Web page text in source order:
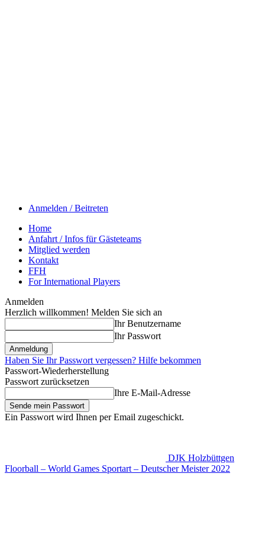
Anmelden / Beitreten
Home
Anfahrt / Infos für Gästeteams
Mitglied werden
Kontakt
FFH
For International Players
Anmelden
Herzlich willkommen! Melden Sie sich an
Ihr Benutzername
Ihr Passwort
Haben Sie Ihr Passwort vergessen? Hilfe bekommen
Passwort-Wiederherstellung
Passwort zurücksetzen
Ihre E-Mail-Adresse
Ein Passwort wird Ihnen per Email zugeschickt.
DJK Holzbüttgen
Floorball – World Games Sportart – Deutscher Meister 2022